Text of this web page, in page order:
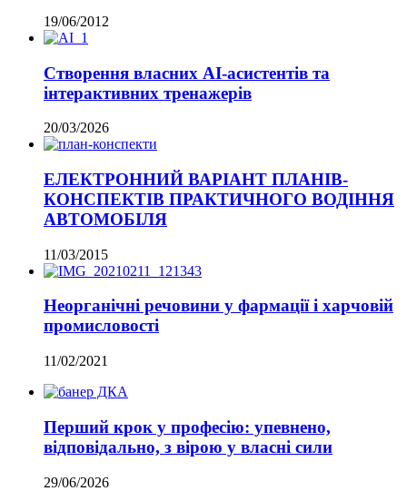
19/06/2012
Створення власних AI-асистентів та
інтерактивних тренажерів
20/03/2026
ЕЛЕКТРОННИЙ ВАРІАНТ ПЛАНІВ-
КОНСПЕКТІВ ПРАКТИЧНОГО ВОДІННЯ
АВТОМОБІЛЯ
11/03/2015
Неорганічні речовини у фармації і харчовій
промисловості
11/02/2021
Перший крок у професію: упевнено,
відповідально, з вірою у власні сили
29/06/2026